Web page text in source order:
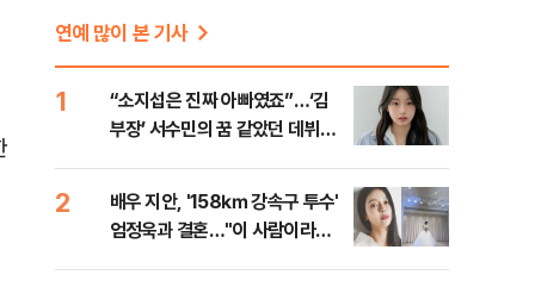
연예 많이 본 기사
1
“소지섭은 진짜 아빠였죠”…‘김
부장’ 서수민의 꿈 같았던 데뷔
2
배우 지안, '158㎞ 강속구 투수'
엄정욱과 결혼…"이 사람이라면